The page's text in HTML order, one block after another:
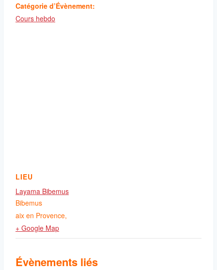
Catégorie d’Évènement:
Cours hebdo
LIEU
Layama Bibemus
Bibemus
aix en Provence,
+ Google Map
Évènements liés